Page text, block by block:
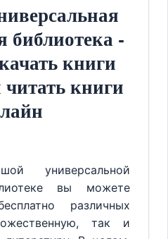
библиотека -
книги
читать книги
универсальной
вы можете
различных
так и